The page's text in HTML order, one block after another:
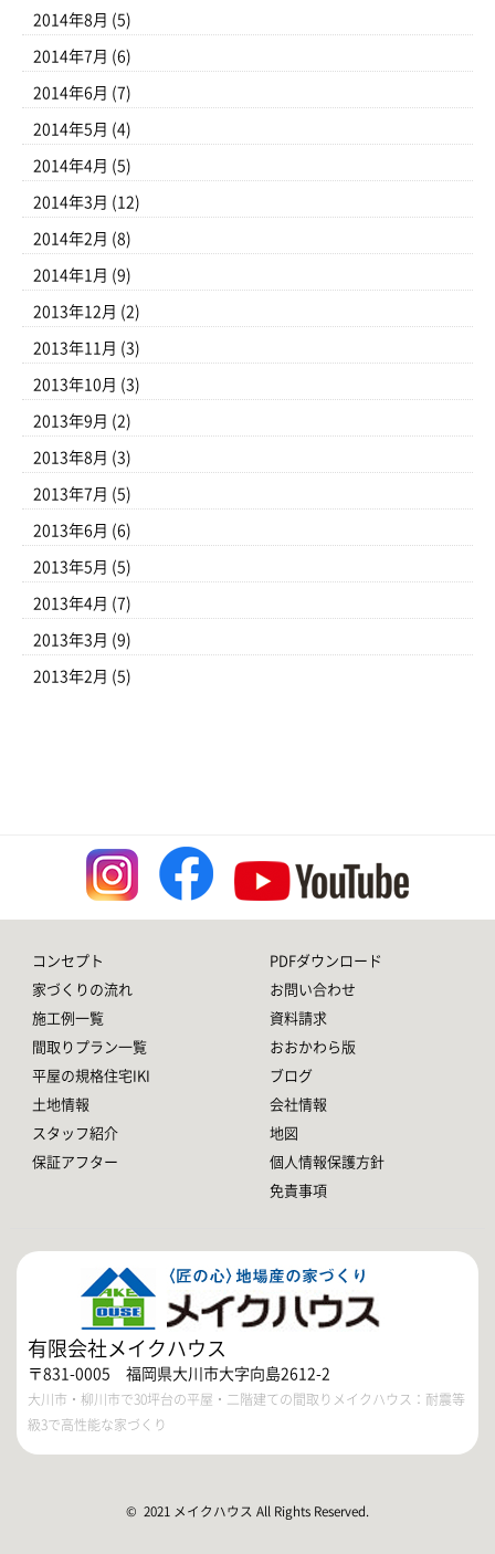
2014年8月 (5)
2014年7月 (6)
2014年6月 (7)
2014年5月 (4)
2014年4月 (5)
2014年3月 (12)
2014年2月 (8)
2014年1月 (9)
2013年12月 (2)
2013年11月 (3)
2013年10月 (3)
2013年9月 (2)
2013年8月 (3)
2013年7月 (5)
2013年6月 (6)
2013年5月 (5)
2013年4月 (7)
2013年3月 (9)
2013年2月 (5)
コンセプト
家づくりの流れ
施工例一覧
間取りプラン一覧
平屋の規格住宅IKI
土地情報
スタッフ紹介
保証アフター
PDFダウンロード
お問い合わせ
資料請求
おおかわら版
ブログ
会社情報
地図
個人情報保護方針
免責事項
有限会社メイクハウス
〒831-0005 福岡県大川市大字向島2612-2
大川市・柳川市で30坪台の平屋・二階建ての間取りメイクハウス：耐震等
級3で高性能な家づくり
© 2021 メイクハウス All Rights Reserved.